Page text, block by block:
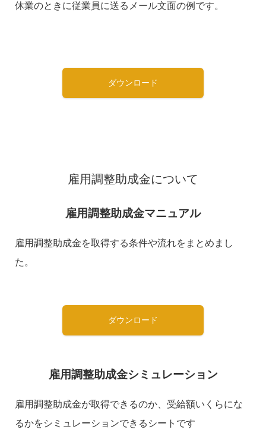
休業のときに従業員に送るメール文面の例です。
ダウンロード
雇用調整助成金について
雇用調整助成金マニュアル
雇用調整助成金を取得する条件や流れをまとめまし
た。
ダウンロード
雇用調整助成金シミュレーション
雇用調整助成金が取得できるのか、受給額いくらにな
るかをシミュレーションできるシートです